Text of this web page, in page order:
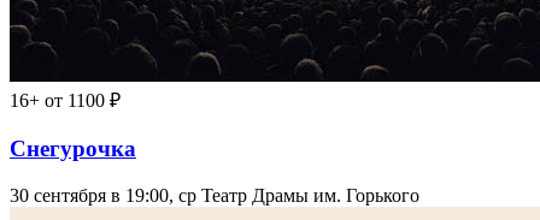
16+ от 1100 ₽
Снегурочка
30 сентября в 19:00, ср Театр Драмы им. Горького